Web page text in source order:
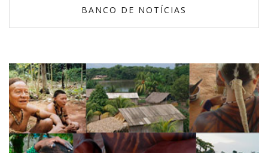
BANCO DE NOTÍCIAS